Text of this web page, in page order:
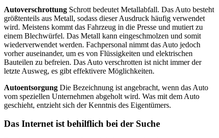
Autoverschrottung Schrott bedeutet Metallabfall. Das Auto besteht
größtenteils aus Metall, sodass dieser Ausdruck häufig verwendet
wird. Meistens kommt das Fahrzeug in die Presse und mutiert zu
einem Blechwürfel. Das Metall kann eingeschmolzen und somit
wiederverwendet werden. Fachpersonal nimmt das Auto jedoch
vorher auseinander, um es von Flüssigkeiten und elektrischen
Bauteilen zu befreien. Das Auto verschrotten ist nicht immer der
letzte Ausweg, es gibt effektivere Möglichkeiten.
Autoentsorgung Die Bezeichnung ist angebracht, wenn das Auto
vom speziellen Unternehmen abgeholt wird. Was mit dem Auto
geschieht, entzieht sich der Kenntnis des Eigentümers.
Das Internet ist behilflich bei der Suche